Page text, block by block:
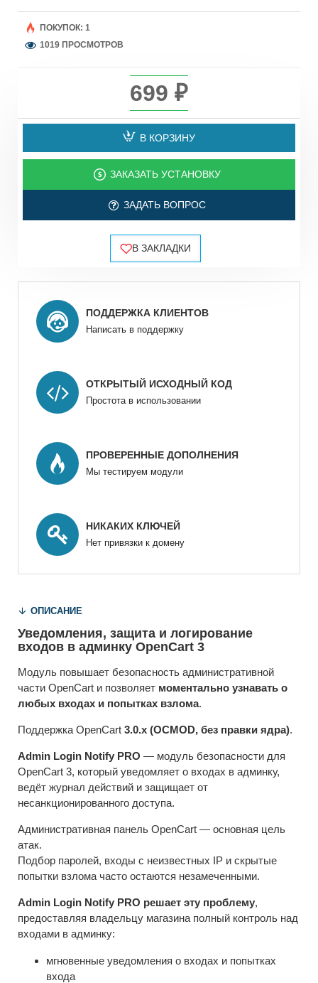
ПОКУПОК: 1
1019 ПРОСМОТРОВ
699 ₽
В КОРЗИНУ
ЗАКАЗАТЬ УСТАНОВКУ
ЗАДАТЬ ВОПРОС
В ЗАКЛАДКИ
ПОДДЕРЖКА КЛИЕНТОВ
Написать в поддержку
ОТКРЫТЫЙ ИСХОДНЫЙ КОД
Простота в использовании
ПРОВЕРЕННЫЕ ДОПОЛНЕНИЯ
Мы тестируем модули
НИКАКИХ КЛЮЧЕЙ
Нет привязки к домену
ОПИСАНИЕ
Уведомления, защита и логирование
входов в админку OpenCart 3
Модуль повышает безопасность административной
части OpenCart и позволяет моментально узнавать о
любых входах и попытках взлома.
Поддержка OpenCart 3.0.x (OCMOD, без правки ядра).
Admin Login Notify PRO — модуль безопасности для
OpenCart 3, который уведомляет о входах в админку,
ведёт журнал действий и защищает от
несанкционированного доступа.
Административная панель OpenCart — основная цель
атак.
Подбор паролей, входы с неизвестных IP и скрытые
попытки взлома часто остаются незамеченными.
Admin Login Notify PRO решает эту проблему,
предоставляя владельцу магазина полный контроль над
входами в админку:
мгновенные уведомления о входах и попытках
входа